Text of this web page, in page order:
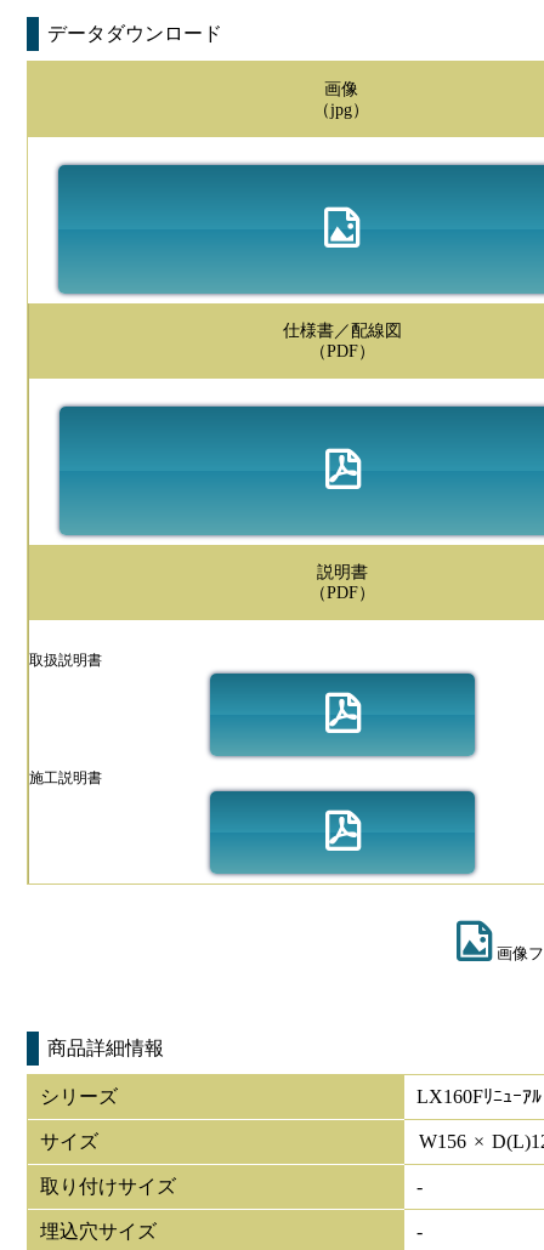
データダウンロード
画像
（jpg）
仕様書／配線図
（PDF）
説明書
（PDF）
取扱説明書
施工説明書
画像
商品詳細情報
シリーズ LX160Fﾘﾆｭｰｱﾙ
サイズ W156 × D(L)
取り付けサイズ -
埋込穴サイズ -